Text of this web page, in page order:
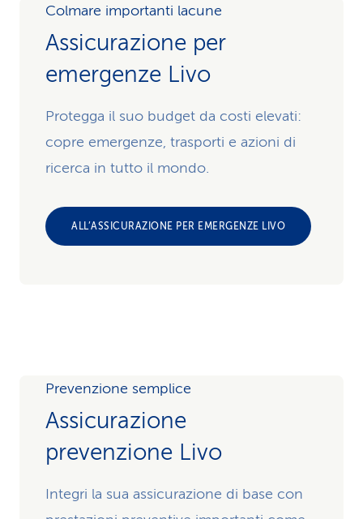
Colmare importanti lacune
Assicurazione per
emergenze Livo
Protegga il suo budget da costi elevati:
copre emergenze, trasporti e azioni di
ricerca in tutto il mondo.
ALL’ASSICURAZIONE PER EMERGENZE LIVO
Prevenzione semplice
Assicurazione
prevenzione Livo
Integri la sua assicurazione di base con